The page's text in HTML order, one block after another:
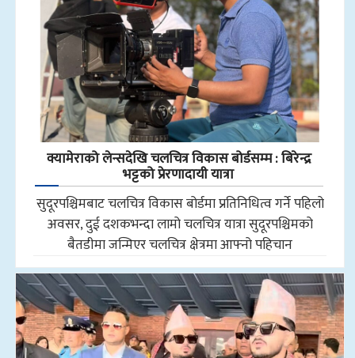
क्यामेराको लेन्सदेखि चलचित्र विकास बोर्डसम्म : बिरेन्द्र
भट्टको प्रेरणादायी यात्रा
सुदूरपश्चिमबाट चलचित्र विकास बोर्डमा प्रतिनिधित्व गर्ने पहिलो
अवसर, दुई दशकभन्दा लामो चलचित्र यात्रा सुदूरपश्चिमको
बैतडीमा जन्मिएर चलचित्र क्षेत्रमा आफ्नो पहिचान